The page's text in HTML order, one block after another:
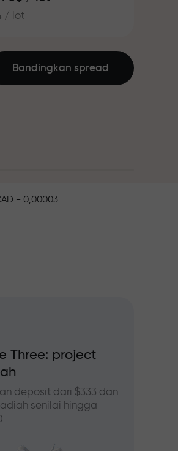
/ lot
Bandingkan spread
= 0,00003
Three: project
deposit dari $333 dan
senilai hingga